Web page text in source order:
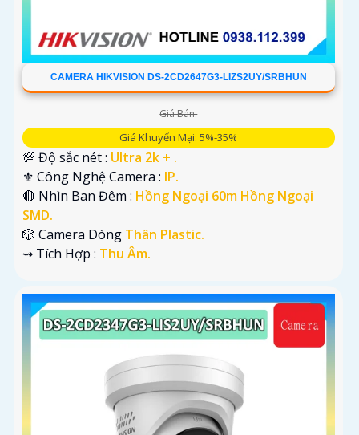
CAMERA HIKVISION DS-2CD2647G3-LIZS2UY/SRBHUN
Giá Bán:
Giá Khuyến Mại: 5%-35%
💯 Độ sắc nét : Ultra 2k + .
⚜️ Công Nghệ Camera : IP.
🔴 Nhìn Ban Đêm : Hồng Ngoại 60m Hồng Ngoại
SMD.
🎲 Camera Dòng Thân Plastic.
️⇝ Tích Hợp : Thu Âm.